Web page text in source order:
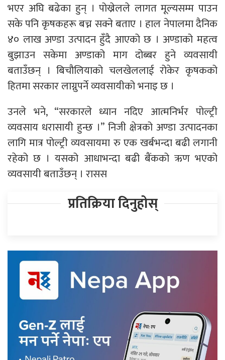
भएर अघि बढेका हुन् । पोख्रेलले लागत मूल्यसम्म पाउन
सके पनि कृषकहरू बच्न सक्ने बताए । हाल नेपालमा दैनिक
४० लाख अण्डा उत्पादन हुँदै आएको छ । अण्डाको महत्व
बुझाउन सकेमा अण्डाको माग दोब्बर हुने व्यवसायी
बताउँछन् । बिचौलियाको चलखेललाई रोकेर कृषकको
हितमा सरकार लाग्नुपर्ने व्यवसायीको भनाइ छ ।
उनले भने, “सरकारले ध्यान नदिए आत्मनिर्भर पोल्ट्री
व्यवसाय धरासायी हुन्छ ।” निजी क्षेत्रको अण्डा उत्पादनका
लागि मात्र पोल्ट्री व्यवसायमा रु एक खर्बभन्दा बढी लगानी
रहेको छ । यसको आधाभन्दा बढी बैंकको ऋण भएको
व्यवसायी बताउँछन् । रासस
प्रतिक्रिया दिनुहोस्